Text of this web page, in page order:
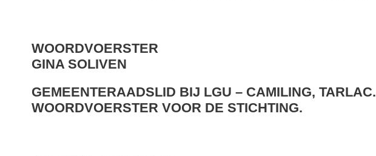
WOORDVOERSTER
GINA SOLIVEN
GEMEENTERAADSLID BIJ LGU – CAMILING, TARLAC.
WOORDVOERSTER VOOR DE STICHTING.